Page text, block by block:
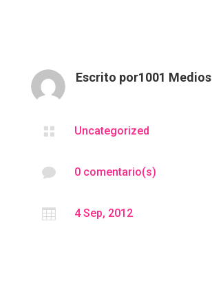
Escrito por1001 Medios
 Uncategorized
 0 comentario(s)
 4 Sep, 2012